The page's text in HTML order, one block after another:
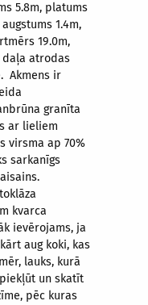
5.8m, platums
augstums 1.4m,
19.0m,
atrodas
Akmens ir
granīta
ar lieliem
virsma ap 70%
sarkanīgs
kvarca
ievērojams, ja
aug koki, kas
lauks, kurā
un skatīt
pēc kuras